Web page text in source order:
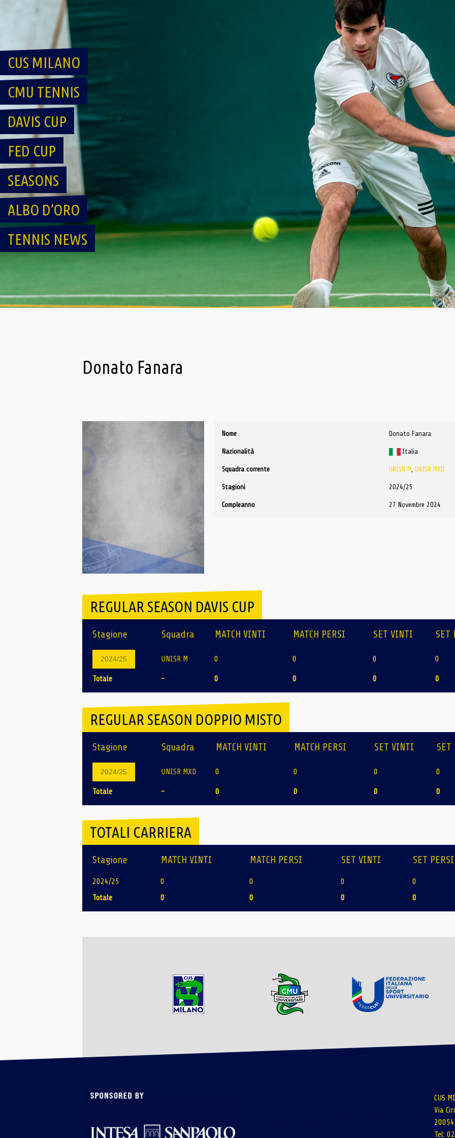
CUS MILANO
CMU TENNIS
DAVIS CUP
FED CUP
SEASONS
ALBO D’ORO
TENNIS NEWS
Donato Fanara
Nome Donato Fanara
Nazionalità Italia
Squadra corrente UNISR M, UNISR MXD
Stagioni 2024/25
Compleanno 27 Novembre 2024
REGULAR SEASON DAVIS CUP
Stagione Squadra MATCH VINTI MATCH PERSI SET VINTI SET
2024/25 UNISR M 0 0 0 0
Totale - 0 0 0 0
REGULAR SEASON DOPPIO MISTO
Stagione Squadra MATCH VINTI MATCH PERSI SET VINTI SET
2024/25 UNISR MXD 0 0 0 0
Totale - 0 0 0 0
TOTALI CARRIERA
Stagione MATCH VINTI MATCH PERSI SET VINTI SET PERSI
2024/25 0 0 0 0
Totale
0 0 0 0
CUS
Via
Tel: